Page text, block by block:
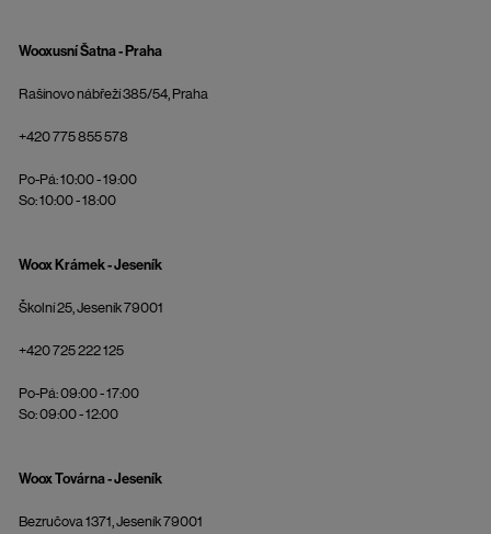
Wooxusní Šatna - Praha
Rašínovo nábřeží 385/54, Praha
+420 775 855 578
Po-Pá: 10:00 - 19:00
So: 10:00 - 18:00
Woox Krámek - Jeseník
Školní 25, Jeseník 79001
+420 725 222 125
Po-Pá: 09:00 - 17:00
So: 09:00 - 12:00
Woox Továrna - Jeseník
Bezručova 1371, Jeseník 79001